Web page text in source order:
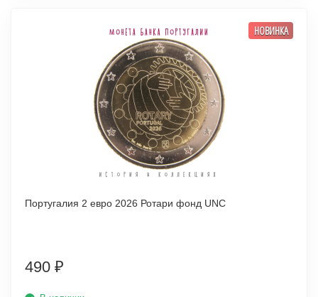
НОВИНКА
Португалия 2 евро 2026 Ротари фонд UNC
490 ₽